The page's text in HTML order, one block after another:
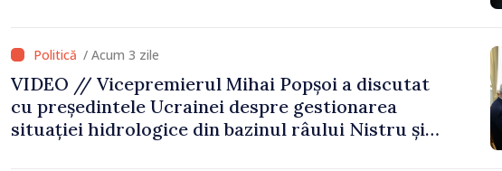
/ Acum 3 zile
VIDEO // Vicepremierul Mihai Popșoi a discutat
cu președintele Ucrainei despre gestionarea
situației hidrologice din bazinul râului Nistru și